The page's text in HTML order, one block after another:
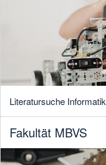
Literatursuche Informatik
Fakultät MBVS